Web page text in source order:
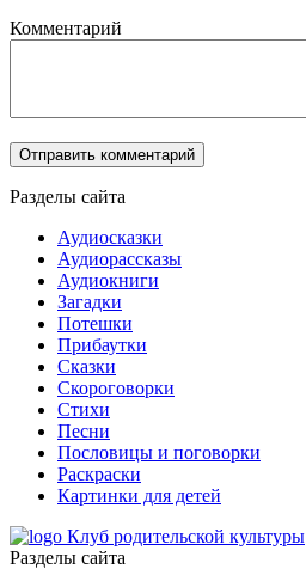
Комментарий
Разделы сайта
Аудиосказки
Аудиорассказы
Аудиокниги
Загадки
Потешки
Прибаутки
Сказки
Скороговорки
Стихи
Песни
Пословицы и поговорки
Раскраски
Картинки для детей
Клуб родительской культуры
Разделы сайта